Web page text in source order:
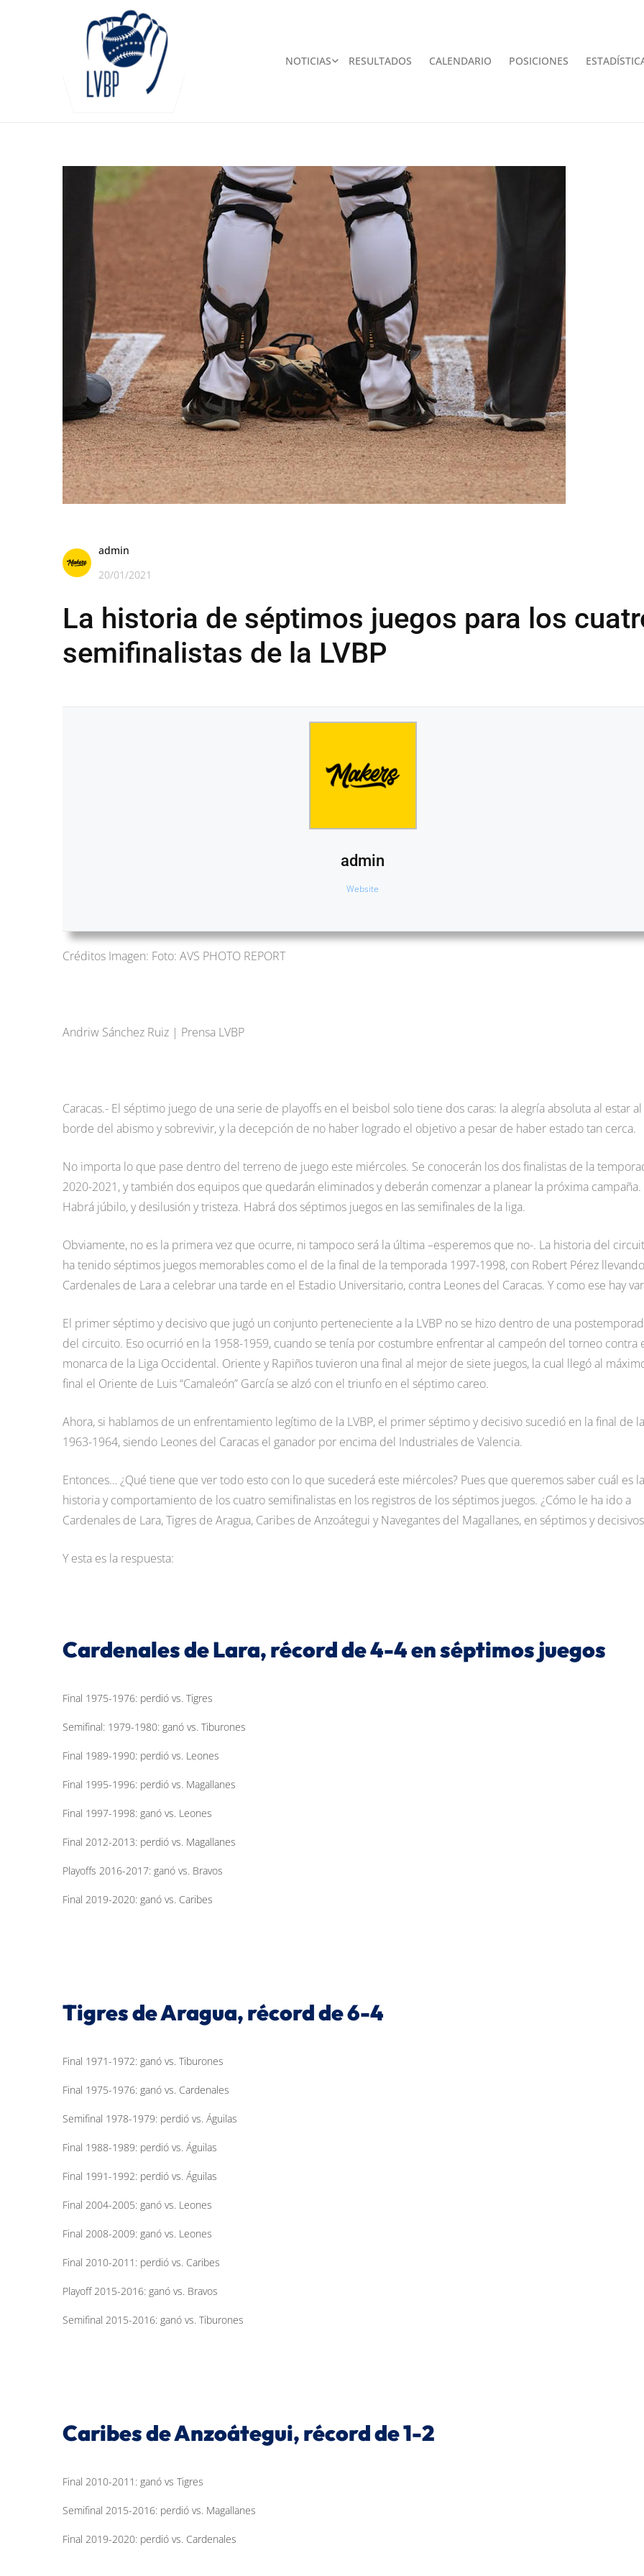
NOTICIAS RESULTADOS CALENDARIO POSICIONES
admin
20/01/2021
La historia de séptimos juegos para los
semifinalistas de la LVBP
admin
Website
Créditos Imagen: Foto: AVS PHOTO REPORT
Andriw Sánchez Ruiz | Prensa LVBP
Caracas.- El séptimo juego de una serie de playoffs en el beisbol solo tiene dos caras: la alegría absoluta al estar al
borde del abismo y sobrevivir, y la decepción de no haber logrado el objetivo a pesar de haber estado tan cerca.
No importa lo que pase dentro del terreno de juego este miércoles. Se conocerán los dos finalistas de la
2020-2021, y también dos equipos que quedarán eliminados y deberán comenzar a planear la próxima campaña.
Habrá júbilo, y desilusión y tristeza. Habrá dos séptimos juegos en las semifinales de la liga.
Obviamente, no es la primera vez que ocurre, ni tampoco será la última –esperemos que no-. La historia del
ha tenido séptimos juegos memorables como el de la final de la temporada 1997-1998, con Robert Pérez
Cardenales de Lara a celebrar una tarde en el Estadio Universitario, contra Leones del Caracas. Y como ese hay
El primer séptimo y decisivo que jugó un conjunto perteneciente a la LVBP no se hizo dentro de una
del circuito. Eso ocurrió en la 1958-1959, cuando se tenía por costumbre enfrentar al campeón del torneo contra
monarca de la Liga Occidental. Oriente y Rapiños tuvieron una final al mejor de siete juegos, la cual llegó al
final el Oriente de Luis “Camaleón” García se alzó con el triunfo en el séptimo careo.
Ahora, si hablamos de un enfrentamiento legítimo de la LVBP, el primer séptimo y decisivo sucedió en la final de la
1963-1964, siendo Leones del Caracas el ganador por encima del Industriales de Valencia.
Entonces… ¿Qué tiene que ver todo esto con lo que sucederá este miércoles? Pues que queremos saber cuál es la
historia y comportamiento de los cuatro semifinalistas en los registros de los séptimos juegos. ¿Cómo le ha ido a
Cardenales de Lara, Tigres de Aragua, Caribes de Anzoátegui y Navegantes del Magallanes, en séptimos y
Y esta es la respuesta:
Cardenales de Lara, récord de 4-4 en séptimos juegos
Final 1975-1976: perdió vs. Tigres
Semifinal: 1979-1980: ganó vs. Tiburones
Final 1989-1990: perdió vs. Leones
Final 1995-1996: perdió vs. Magallanes
Final 1997-1998: ganó vs. Leones
Final 2012-2013: perdió vs. Magallanes
Playoffs 2016-2017: ganó vs. Bravos
Final 2019-2020: ganó vs. Caribes
Tigres de Aragua, récord de 6-4
Final 1971-1972: ganó vs. Tiburones
Final 1975-1976: ganó vs. Cardenales
Semifinal 1978-1979: perdió vs. Águilas
Final 1988-1989: perdió vs. Águilas
Final 1991-1992: perdió vs. Águilas
Final 2004-2005: ganó vs. Leones
Final 2008-2009: ganó vs. Leones
Final 2010-2011: perdió vs. Caribes
Playoff 2015-2016: ganó vs. Bravos
Semifinal 2015-2016: ganó vs. Tiburones
Caribes de Anzoátegui, récord de 1-2
Final 2010-2011: ganó vs Tigres
Semifinal 2015-2016: perdió vs. Magallanes
Final 2019-2020: perdió vs. Cardenales